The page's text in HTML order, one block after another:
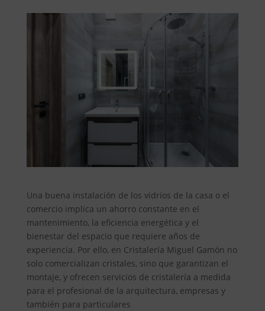
Una buena instalación de los vidrios de la casa o el
comercio implica un ahorro constante en el
mantenimiento, la eficiencia energética y el
bienestar del espacio que requiere años de
experiencia. Por ello, en Cristalería Miguel Gamón no
solo comercializan cristales, sino que garantizan el
montaje, y ofrecen servicios de cristalería a medida
para el profesional de la arquitectura, empresas y
también para particulares